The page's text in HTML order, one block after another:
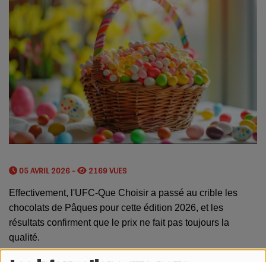
05 AVRIL 2026 - 2169 VUES
Effectivement, l'UFC-Que Choisir a passé au crible les
chocolats de Pâques pour cette édition 2026, et les
résultats confirment que le prix ne fait pas toujours la
qualité.